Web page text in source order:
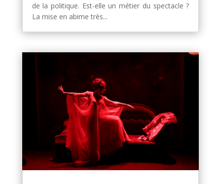
de la politique. Est-elle un métier du spectacle ?
La mise en abime très...